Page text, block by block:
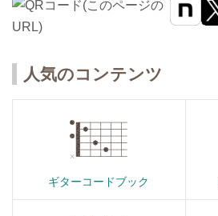
人気のコンテンツ
ギターコードブック